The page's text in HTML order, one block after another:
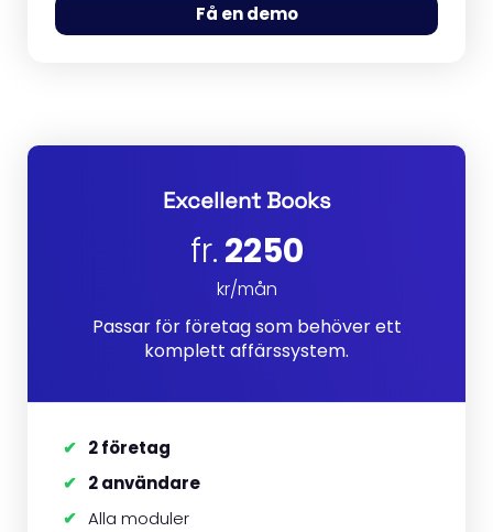
Få en demo
Excellent Books
fr.2250
kr/mån
Passar för företag som behöver ett
komplett affärssystem.
2 företag
2 användare
Alla moduler